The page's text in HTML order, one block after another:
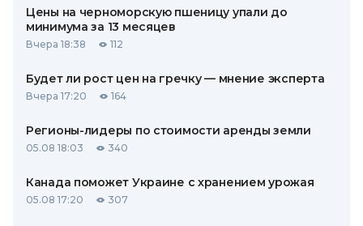
Цены на черноморскую пшеницу упали до
минимума за 13 месяцев
Вчера 18:38 112
Будет ли рост цен на гречку — мнение эксперта
Вчера 17:20 164
Регионы-лидеры по стоимости аренды земли
05.08 18:03 340
Канада поможет Украине с хранением урожая
05.08 17:20 307